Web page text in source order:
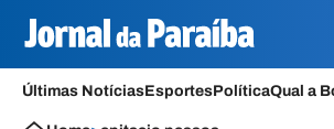
Últimas NotíciasEsportesPolíticaQual a